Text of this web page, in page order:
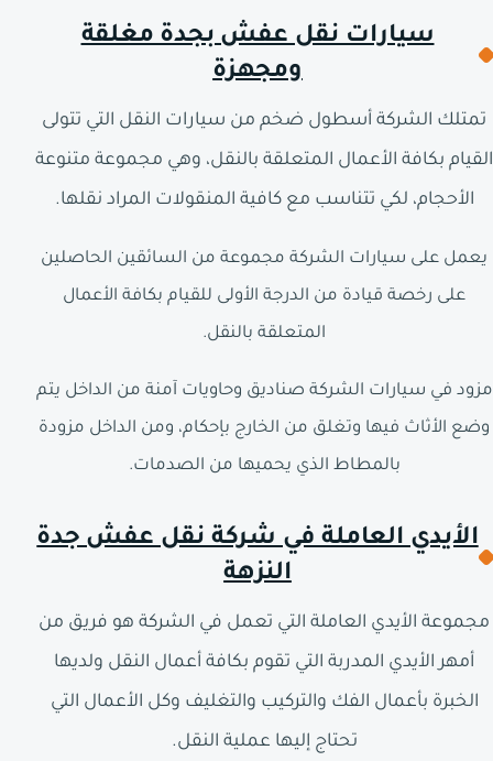
سيارات نقل عفش بجدة مغلقة
ومجهزة
تمتلك الشركة أسطول ضخم من سيارات النقل التي تتولى
القيام بكافة الأعمال المتعلقة بالنقل، وهي مجموعة متنوعة
الأحجام، لكي تتناسب مع كافية المنقولات المراد نقلها.
يعمل على سيارات الشركة مجموعة من السائقين الحاصلين
على رخصة قيادة من الدرجة الأولى للقيام بكافة الأعمال
المتعلقة بالنقل.
مزود في سيارات الشركة صناديق وحاويات آمنة من الداخل يتم
وضع الأثاث فيها وتغلق من الخارج بإحكام، ومن الداخل مزودة
بالمطاط الذي يحميها من الصدمات.
الأيدي العاملة في شركة نقل عفش جدة
النزهة
مجموعة الأيدي العاملة التي تعمل في الشركة هو فريق من
أمهر الأيدي المدربة التي تقوم بكافة أعمال النقل ولديها
الخبرة بأعمال الفك والتركيب والتغليف وكل الأعمال التي
تحتاج إليها عملية النقل.